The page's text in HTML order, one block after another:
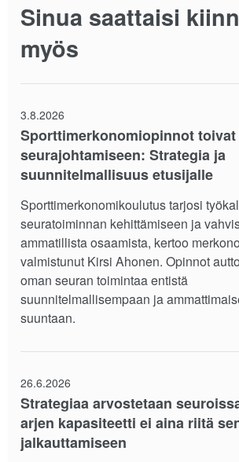
Sinua saattaisi
myös
3.8.2026
Sporttimerkonomiopinnot
seurajohtamiseen: Strategia ja
suunnitelmallisuus etusijalle
Sporttimerkonomikoulutus tarjosi
seuratoiminnan kehittämiseen ja
ammatillista osaamista, kertoo
valmistunut Kirsi Ahonen. Opinnot
oman seuran toimintaa entistä
suunnitelmallisempaan ja
suuntaan.
26.6.2026
Strategiaa arvostetaan
arjen kapasiteetti ei aina riitä
jalkauttamiseen